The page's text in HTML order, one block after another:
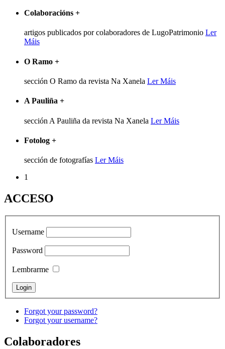
Colaboracións +
artigos publicados por colaboradores de LugoPatrimonio Ler
Máis
O Ramo +
sección O Ramo da revista Na Xanela Ler Máis
A Pauliña +
sección A Pauliña da revista Na Xanela Ler Máis
Fotolog +
sección de fotografías Ler Máis
1
ACCESO
Username
Password
Lembrarme
Forgot your password?
Forgot your username?
Colaboradores